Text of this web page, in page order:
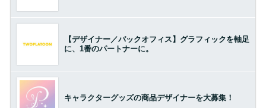
【デザイナー／バックオフィス】グラフィックを軸足
に、1番のパートナーに。
キャラクターグッズの商品デザイナーを大募集！